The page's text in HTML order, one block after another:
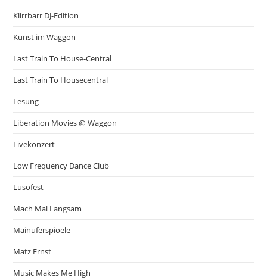
Klirrbarr DJ-Edition
Kunst im Waggon
Last Train To House-Central
Last Train To Housecentral
Lesung
Liberation Movies @ Waggon
Livekonzert
Low Frequency Dance Club
Lusofest
Mach Mal Langsam
Mainuferspioele
Matz Ernst
Music Makes Me High